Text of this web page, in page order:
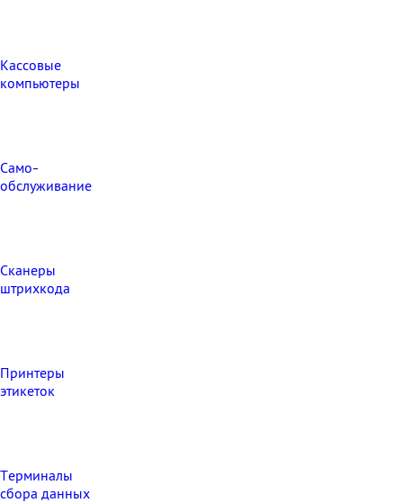
Кассовые
компьютеры
Само-
обслуживание
Сканеры
штрихкода
Принтеры
этикеток
Терминалы
сбора данных